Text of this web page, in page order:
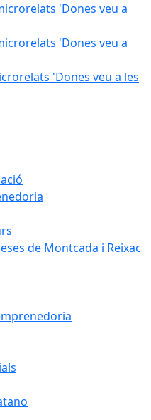
'Dones veu a
'Dones veu a
'Dones veu a les
de Montcada i Reixac